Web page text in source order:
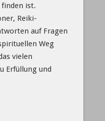
ist.
Reiki-
auf Fragen
Weg
vielen
Erfüllung und